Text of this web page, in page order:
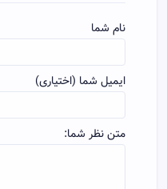
نام شما
ایمیل شما (اختیاری)
متن نظر شما: